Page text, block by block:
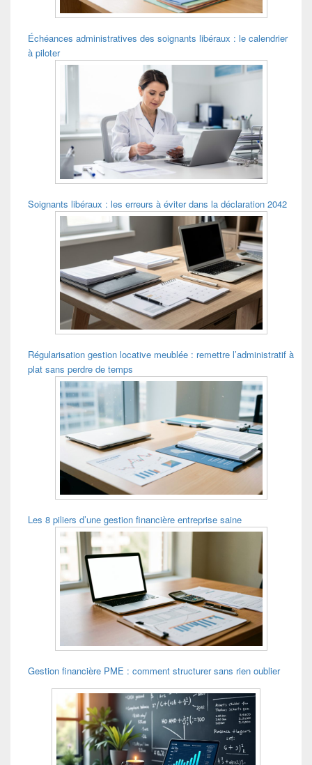
Échéances administratives des soignants libéraux : le calendrier
à piloter
Soignants libéraux : les erreurs à éviter dans la déclaration 2042
Régularisation gestion locative meublée : remettre l’administratif à
plat sans perdre de temps
Les 8 piliers d’une gestion financière entreprise saine
Gestion financière PME : comment structurer sans rien oublier